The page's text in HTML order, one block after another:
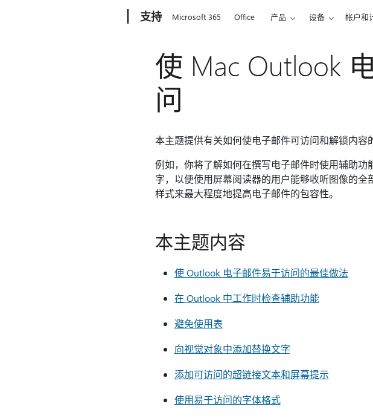
支持 Microsoft 365 Office 产品 设备 帐户和
使 Mac Outlook
问
本主题提供有关如何使电子邮件可访问和解锁内容
例如，你将了解如何在撰写电子邮件时使用辅助
字，以便使用屏幕阅读器的用户能够收听图像的
样式来最大程度地提高电子邮件的包容性。
本主题内容
使 Outlook 电子邮件易于访问的最佳做法
在 Outlook 中工作时检查辅助功能
避免使用表
向视觉对象中添加替换文字
添加可访问的超链接文本和屏幕提示
使用易于访问的字体格式